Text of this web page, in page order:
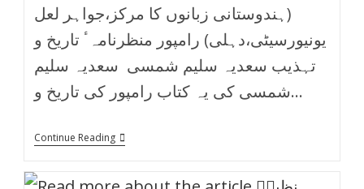
(ہندوستانی زبانوں کا مرکز،جواہر لعل
یونیورسیٹی،دہلی) رامپور منظرنامہٴ تاریخ و
تہذیب سعدیہ سلیم شمسی سعدیہ سلیم
شمسی کی یہ کتاب رامپور کی تاریخ و…
Continue Reading